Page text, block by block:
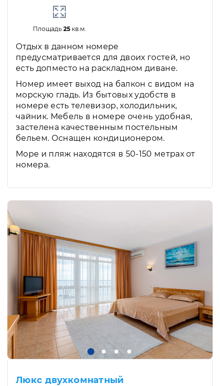
Площадь 25кв.м.
Отдых в данном номере
предусматривается для двоих гостей, но
есть допместо на раскладном диване.
Номер имеет выход на балкон с видом на
морскую гладь. Из бытовых удобств в
номере есть телевизор, холодильник,
чайник. Мебель в номере очень удобная,
застелена качественным постельным
бельем. Оснащен кондиционером.
Море и пляж находятся в 50-150 метрах от
номера.
Люкс двухкомнатный